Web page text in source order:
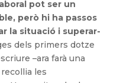
pot ser un
però hi ha passos
la situació i superar-
dels primers dotze
–ara farà una
les